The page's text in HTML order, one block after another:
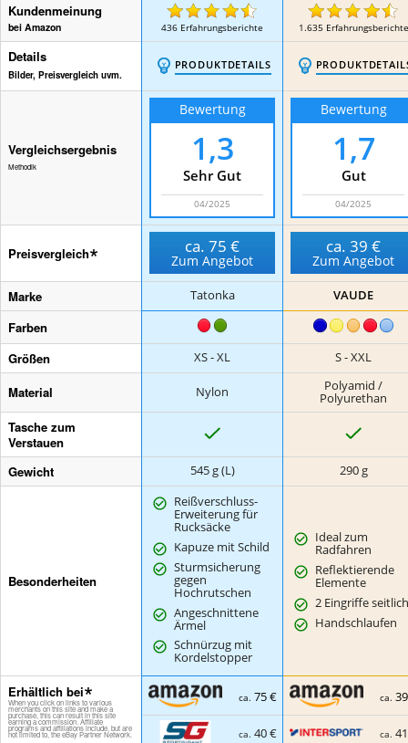
Kundenmeinung
bei Amazon 436 Erfahrungsberichte 1.635 Erfahrungsberichte
Details
Bilder, Preisvergleich uvm.
PRODUKTDETAILS
Vergleichsergebnis
Methodik
Bewertung
1,3
Sehr Gut
04/2025
Bewertung
1,7
Gut
04/2025
Preisvergleich ca. 75 €
Zum Angebot
ca. 39 €
Zum Angebot
Marke Tatonka VAUDE
Farben
Größen
XS - XL S - XXL
Material Nylon
Polyamid /
Polyurethan
Tasche zum
Verstauen
Gewicht 545 g (L) 290 g
Besonderheiten
Reißverschluss-
Erweiterung für
Rucksäcke
Kapuze mit Schild
Sturmsicherung
gegen
Hochrutschen
Angeschnittene
Ärmel
Schnürzug mit
Kordelstopper
Ideal zum
Radfahren
Reflektierende
Elemente
2 Eingriffe seitlich
Handschlaufen
Erhältlich bei ca.75 €
ca.40 €
ca.
ca.